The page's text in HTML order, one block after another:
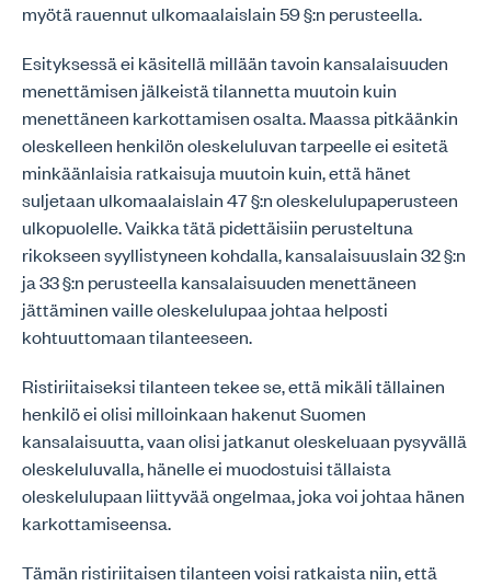
myötä rauennut ulkomaalaislain 59 §:n perusteella.
Esityksessä ei käsitellä millään tavoin kansalaisuuden
menettämisen jälkeistä tilannetta muutoin kuin
menettäneen karkottamisen osalta. Maassa pitkäänkin
oleskelleen henkilön oleskeluluvan tarpeelle ei esitetä
minkäänlaisia ratkaisuja muutoin kuin, että hänet
suljetaan ulkomaalaislain 47 §:n oleskelulupaperusteen
ulkopuolelle. Vaikka tätä pidettäisiin perusteltuna
rikokseen syyllistyneen kohdalla, kansalaisuuslain 32 §:n
ja 33 §:n perusteella kansalaisuuden menettäneen
jättäminen vaille oleskelulupaa johtaa helposti
kohtuuttomaan tilanteeseen.
Ristiriitaiseksi tilanteen tekee se, että mikäli tällainen
henkilö ei olisi milloinkaan hakenut Suomen
kansalaisuutta, vaan olisi jatkanut oleskeluaan pysyvällä
oleskeluluvalla, hänelle ei muodostuisi tällaista
oleskelulupaan liittyvää ongelmaa, joka voi johtaa hänen
karkottamiseensa.
Tämän ristiriitaisen tilanteen voisi ratkaista niin, että